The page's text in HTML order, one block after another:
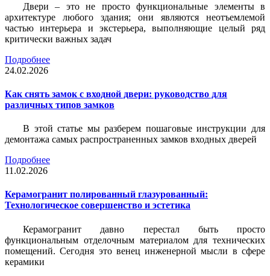
Двери – это не просто функциональные элементы в
архитектуре любого здания; они являются неотъемлемой
частью интерьера и экстерьера, выполняющие целый ряд
критически важных задач
Подробнее
24.02.2026
Как снять замок с входной двери: руководство для
различных типов замков
В этой статье мы разберем пошаговые инструкции для
демонтажа самых распространенных замков входных дверей
Подробнее
11.02.2026
Керамогранит полированный глазурованный:
Технологическое совершенство и эстетика
Керамогранит давно перестал быть просто
функциональным отделочным материалом для технических
помещений. Сегодня это венец инженерной мысли в сфере
керамики